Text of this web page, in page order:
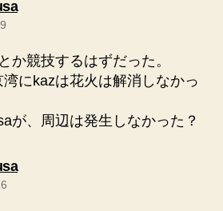
の
か競技するはずだった。
にkazは花火は解消しなかっ
が、周辺は発生しなかった？
の